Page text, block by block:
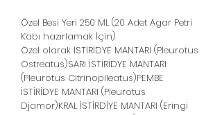
Özel Besi Yeri 250 ML (20 Adet Agar Petri
Kabı hazırlamak İçin)
Özel olarak İSTİRİDYE MANTARI (Pleurotus
Ostreatus)SARI İSTİRİDYE MANTARI
(Pleurotus Citrinopileatus)PEMBE
İSTİRİDYE MANTARI (Pleurotus
Djamor)KRAL İSTİRDİYE MANTARI (Eringi